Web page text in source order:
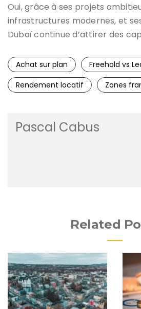
Oui, grâce à ses projets
infrastructures modernes, et
Dubaï continue d’attirer des
Achat sur plan
Freehold vs
Rendement locatif
Zones
Pascal Cabus
Related